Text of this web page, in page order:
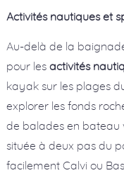
Activités nautiques et
Au-delà de la
pour les activités
kayak sur les plages
explorer les fonds
de balades en bateau
située à deux pas du
facilement Calvi ou